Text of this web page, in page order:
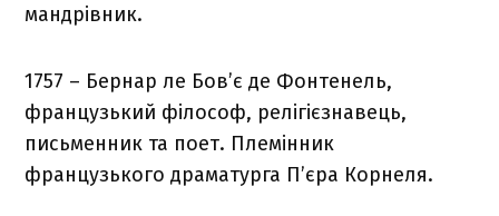
мандрівник.
1757 – Бернар ле Бов’є де Фонтенель,
французький філософ, релігієзнавець,
письменник та поет. Племінник
французького драматурга П’єра Корнеля.